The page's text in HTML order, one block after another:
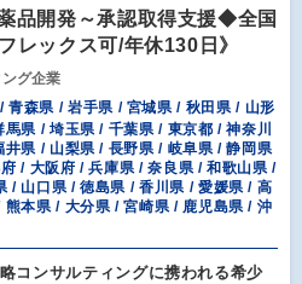
品開発～承認取得支援◆全国
レックス可/年休130日》
グ企業
青森県 / 岩手県 / 宮城県 / 秋田県 / 山形
県 / 埼玉県 / 千葉県 / 東京都 / 神奈川
県 / 山梨県 / 長野県 / 岐阜県 / 静岡県
/ 大阪府 / 兵庫県 / 奈良県 / 和歌山県 /
/ 山口県 / 徳島県 / 香川県 / 愛媛県 / 高
本県 / 大分県 / 宮崎県 / 鹿児島県 / 沖
コンサルティングに携われる希少